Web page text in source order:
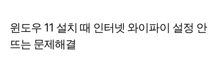
윈도우 11 설치 때 인터넷 와이파이 설정 안
뜨는 문제해결